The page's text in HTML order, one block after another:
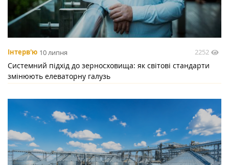
Інтерв'ю 10 липня 2252
Системний підхід до зерносховища: як світові стандарти
змінюють елеваторну галузь